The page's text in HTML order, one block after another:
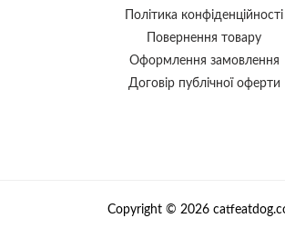
Політика конфіденційності
Повернення товару
Оформлення замовлення
Договір публічної оферти
Copyright © 2026